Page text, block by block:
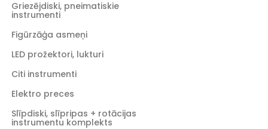
Griezējdiski, pneimatiskie
instrumenti
Figūrzāģa asmeņi
LED prožektori, lukturi
Citi instrumenti
Elektro preces
Slīpdiski, slīpripas + rotācijas
instrumentu komplekts